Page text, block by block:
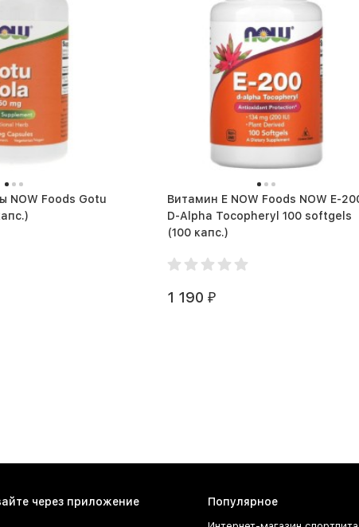
капс.)
Витамин Е NOW Foods NOW E-
D-Alpha Tocopheryl 100 softgels
(100 капс.)
1 190 ₽
через приложение Популярное